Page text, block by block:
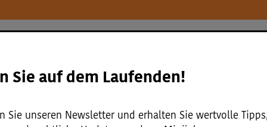
Sie auf dem Laufenden!
Sie unseren Newsletter und erhalten Sie wertvolle